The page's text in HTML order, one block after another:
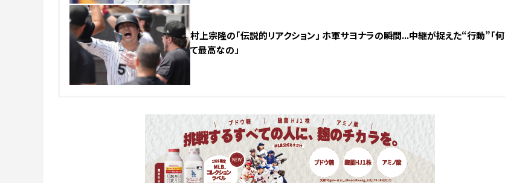
村上宗隆の「伝説的リアクション」 ホ軍サヨナラの瞬間...中継が捉えた“行動”「何
て最高なの」